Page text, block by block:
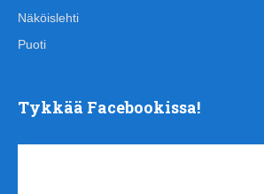
Näköislehti
Puoti
Tykkää Facebookissa!